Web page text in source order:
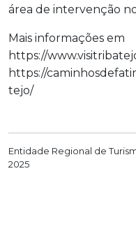
área de intervenção
Mais informações em
https://
https://
tejo/
Entidade Regional de
2025